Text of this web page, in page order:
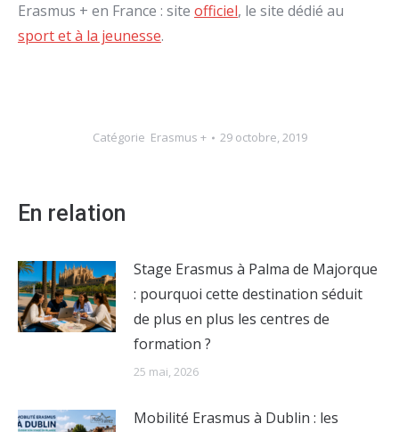
Erasmus + en France : site officiel, le site dédié au
sport et à la jeunesse.
Catégorie Erasmus + 29 octobre, 2019
En relation
Stage Erasmus à Palma de Majorque
: pourquoi cette destination séduit
de plus en plus les centres de
formation ?
25 mai, 2026
Mobilité Erasmus à Dublin : les